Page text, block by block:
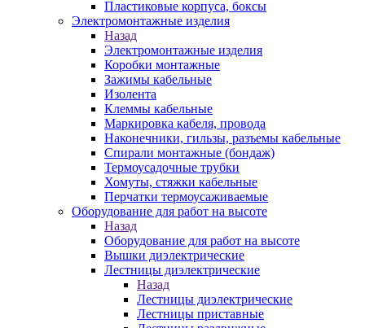
Пластиковые корпуса, боксы
Электромонтажные изделия
Назад
Электромонтажные изделия
Коробки монтажные
Зажимы кабельные
Изолента
Клеммы кабельные
Маркировка кабеля, провода
Наконечники, гильзы, разъемы кабельные
Спирали монтажные (бондаж)
Термоусадочные трубки
Хомуты, стяжки кабельные
Перчатки термоусаживаемые
Оборудование для работ на высоте
Назад
Оборудование для работ на высоте
Вышки диэлектрические
Лестницы диэлектрические
Назад
Лестницы диэлектрические
Лестницы приставные